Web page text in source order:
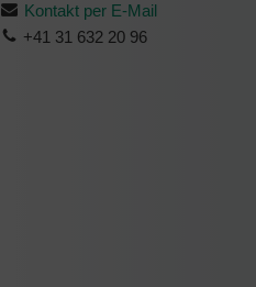
Kontakt per E-Mail
+41 31 632 20 96